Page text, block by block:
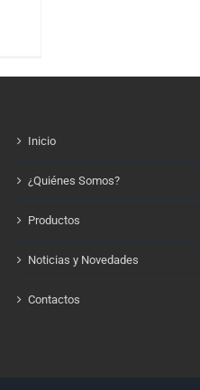
Inicio
¿Quiénes Somos?
Productos
Noticias y Novedades
Contactos